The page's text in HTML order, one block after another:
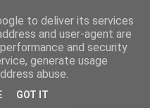
to deliver its services
and user-agent are
and security
generate usage
abuse.
GOT IT